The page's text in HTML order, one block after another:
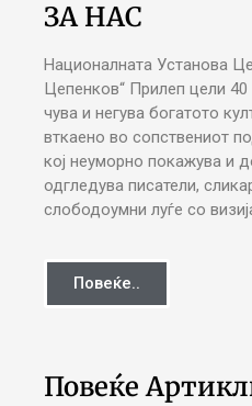
ЗА НАС
Националната Установа
Цепенков“ Прилеп цели
чува и негува богатото
вткаено во сопствениот
кој неуморно покажува и
одгледува писатели,
слободоумни луѓе со
Повеќе..
Повеќе